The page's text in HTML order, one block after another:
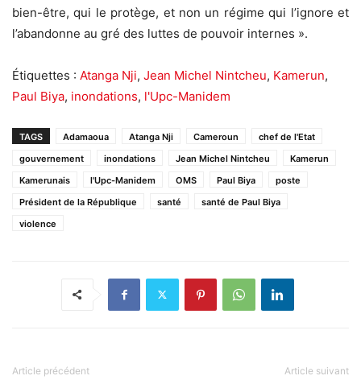
bien-être, qui le protège, et non un régime qui l’ignore et
l’abandonne au gré des luttes de pouvoir internes ».
Étiquettes : Atanga Nji, Jean Michel Nintcheu, Kamerun,
Paul Biya, inondations, l'Upc-Manidem
TAGS Adamaoua Atanga Nji Cameroun
chef de l'Etat
gouvernement
inondations Jean Michel Nintcheu
Kamerun
Kamerunais
l'Upc-Manidem OMS Paul Biya
poste
Président de la République
santé
santé de Paul Biya
violence
Article précédent Article suivant